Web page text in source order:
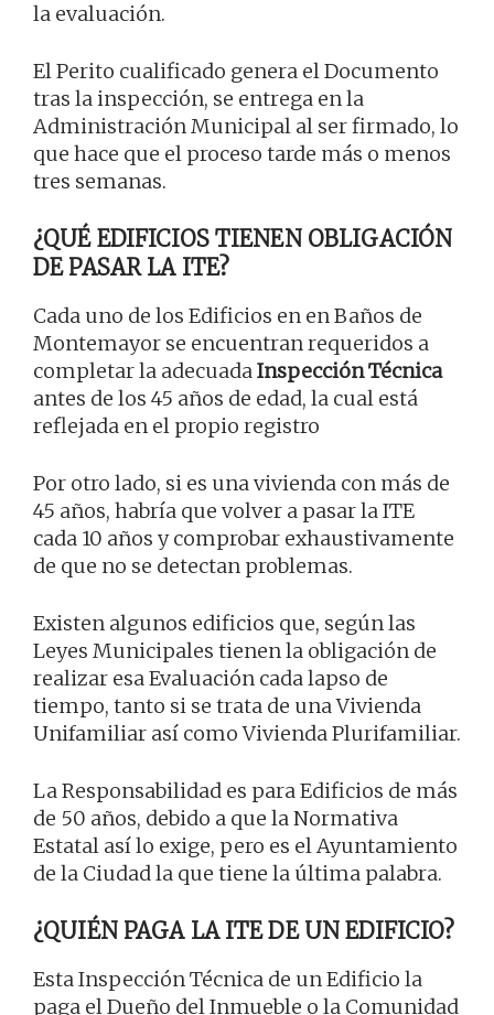
la evaluación.
El Perito cualificado genera el Documento
tras la inspección, se entrega en la
Administración Municipal al ser firmado, lo
que hace que el proceso tarde más o menos
tres semanas.
¿QUÉ EDIFICIOS TIENEN OBLIGACIÓN
DE PASAR LA ITE?
Cada uno de los Edificios en en Baños de
Montemayor se encuentran requeridos a
completar la adecuadaInspección Técnica
antes de los 45 años de edad, la cual está
reflejada en el propio registro
Por otro lado, si es una vivienda con más de
45 años, habría que volver a pasar la ITE
cada 10 años y comprobar exhaustivamente
de que no se detectan problemas.
Existen algunos edificios que, según las
Leyes Municipales tienen la obligación de
realizar esa Evaluación cada lapso de
tiempo, tanto si se trata de una Vivienda
Unifamiliar así como Vivienda Plurifamiliar.
La Responsabilidad es para Edificios de más
de 50 años, debido a que la Normativa
Estatal así lo exige, pero es el Ayuntamiento
de la Ciudad la que tiene la última palabra.
¿QUIÉN PAGA LA ITE DE UN EDIFICIO?
Esta Inspección Técnica de un Edificio la
paga el Dueño del Inmueble o la Comunidad